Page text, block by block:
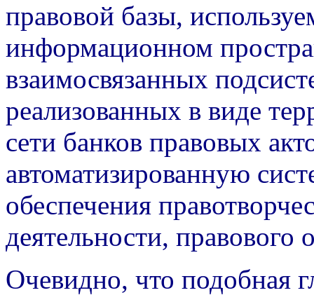
правовой базы,
информационном
взаимосвязанных
реализованных в виде
сети банков правовых
автоматизированную
обеспечения
деятельности, правового
Очевидно, что подобная